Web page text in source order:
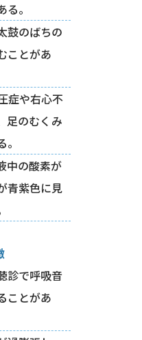
。
鼓のばちの
ことがあ
症や右心不
足のむくみ
中の酸素が
青紫色に見
診で呼吸音
ことがあ